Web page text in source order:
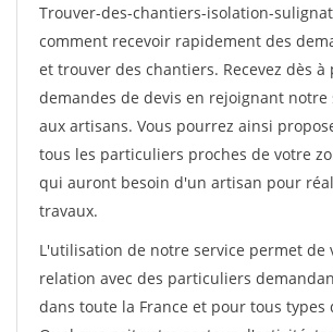
Trouver-des-chantiers-isolation-
comment recevoir rapidement des
et trouver des chantiers. Recevez dès à
demandes de devis en rejoignant notre
aux artisans. Vous pourrez ainsi
tous les particuliers proches de votre
qui auront besoin d'un artisan pour
travaux.
L'utilisation de notre service permet de
relation avec des particuliers
dans toute la France et pour tous types